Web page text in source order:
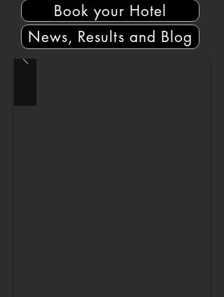
Book your Hotel
News, Results and Blog